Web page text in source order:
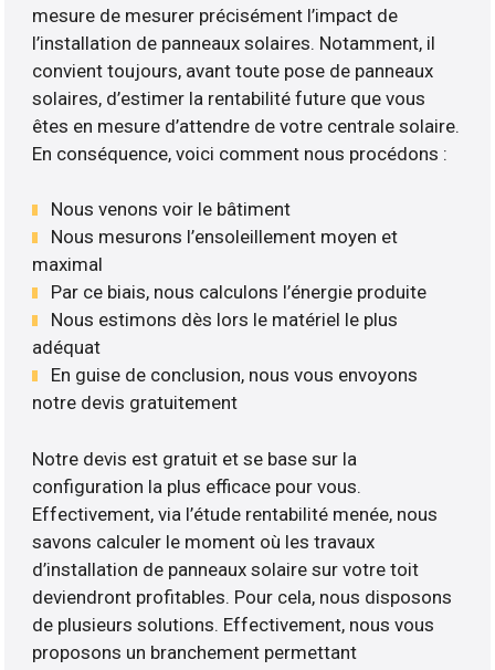
mesure de mesurer précisément l’impact de
l’installation de panneaux solaires. Notamment, il
convient toujours, avant toute pose de panneaux
solaires, d’estimer la rentabilité future que vous
êtes en mesure d’attendre de votre centrale solaire.
En conséquence, voici comment nous procédons :
Nous venons voir le bâtiment
Nous mesurons l’ensoleillement moyen et
maximal
Par ce biais, nous calculons l’énergie produite
Nous estimons dès lors le matériel le plus
adéquat
En guise de conclusion, nous vous envoyons
notre devis gratuitement
Notre devis est gratuit et se base sur la
configuration la plus efficace pour vous.
Effectivement, via l’étude rentabilité menée, nous
savons calculer le moment où les travaux
d’installation de panneaux solaire sur votre toit
deviendront profitables. Pour cela, nous disposons
de plusieurs solutions. Effectivement, nous vous
proposons un branchement permettant